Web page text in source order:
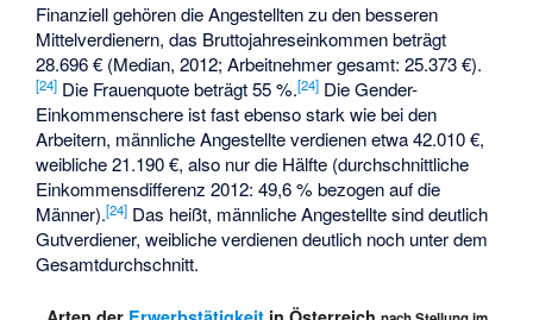
Finanziell gehören die Angestellten zu den besseren
Mittelverdienern, das Bruttojahreseinkommen beträgt
28.696 € (Median, 2012; Arbeitnehmer gesamt: 25.373 €).
[24] Die Frauenquote beträgt 55 %.[24] Die Gender-
Einkommenschere ist fast ebenso stark wie bei den
Arbeitern, männliche Angestellte verdienen etwa 42.010 €,
weibliche 21.190 €, also nur die Hälfte (durchschnittliche
Einkommensdifferenz 2012: 49,6 % bezogen auf die
Männer).[24] Das heißt, männliche Angestellte sind deutlich
Gutverdiener, weibliche verdienen deutlich noch unter dem
Gesamtdurchschnitt.